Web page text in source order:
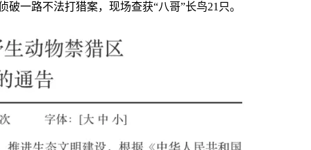
一路不法打猎案，现场查获“八哥”长鸟21只。